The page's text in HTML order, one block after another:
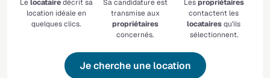
Lelocatairedécrit sa
location idéale en
quelques clics.
Sa candidature est
transmise aux
propriétaires
concernés.
Lespropriétaires
contactent les
locatairesqu'ils
sélectionnent.
Je cherche une location